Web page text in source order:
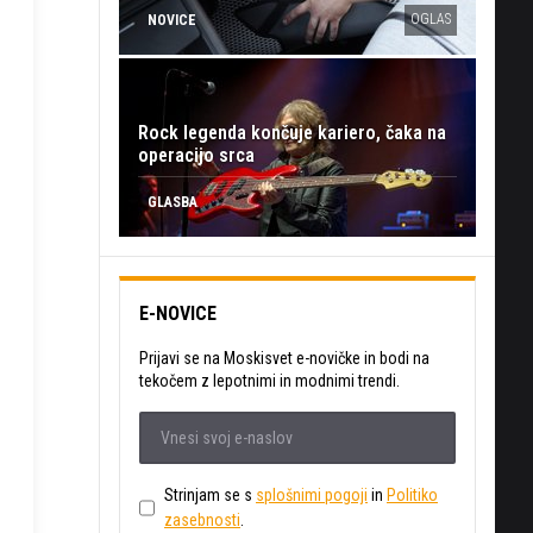
NOVICE OGLAS
Rock legenda končuje kariero, čaka na
operacijo srca
GLASBA
E-NOVICE
Prijavi se na Moskisvet e-novičke in bodi na
tekočem z lepotnimi in modnimi trendi.
Strinjam se s splošnimi pogoji in Politiko
zasebnosti